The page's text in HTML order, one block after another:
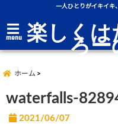
一人ひとりがイキイキ
menu 楽しくは
ろー
ホーム
waterfalls-
2021/06/07